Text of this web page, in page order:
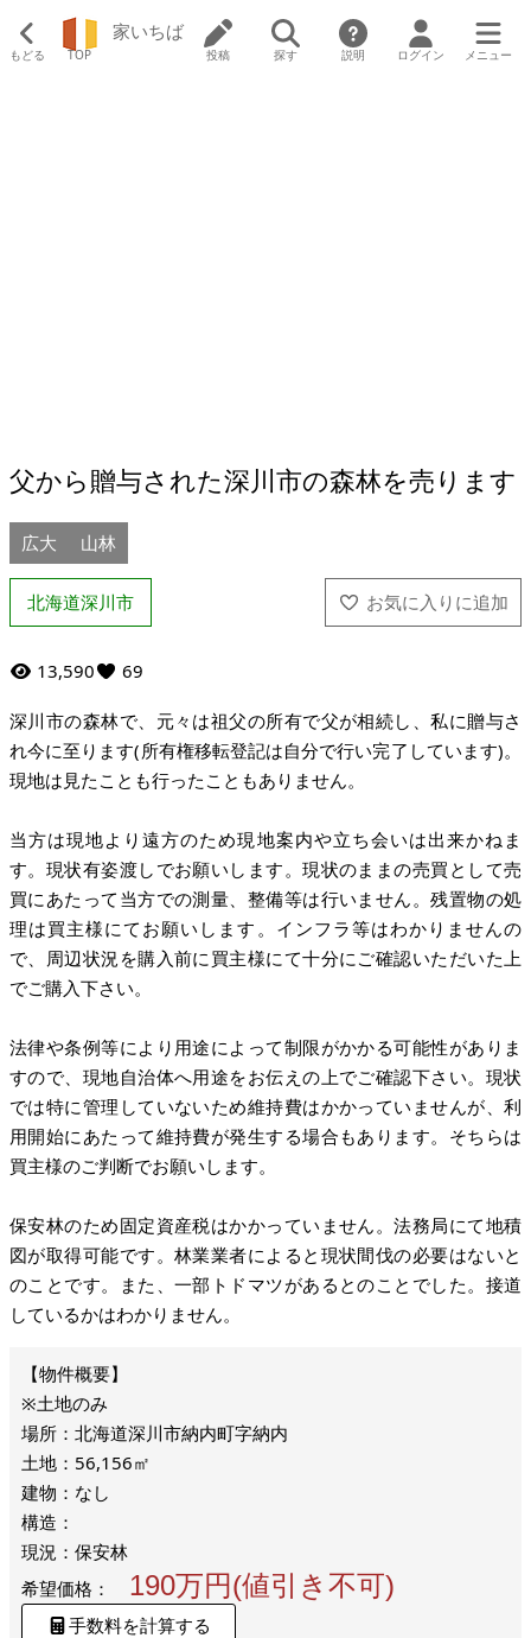
もどる TOP
家いちば
投稿 探す 説明 ログイン メニュー
父から贈与された深川市の森林を売ります
広大 山林
北海道深川市
13,590 69
深川市の森林で、元々は祖父の所有で父が相続し、私に贈与さ
れ今に至ります(所有権移転登記は自分で行い完了しています)。
現地は見たことも行ったこともありません。
当方は現地より遠方のため現地案内や立ち会いは出来かねま
す。現状有姿渡しでお願いします。現状のままの売買として売
買にあたって当方での測量、整備等は行いません。残置物の処
理は買主様にてお願いします。インフラ等はわかりませんの
で、周辺状況を購入前に買主様にて十分にご確認いただいた上
でご購入下さい。
法律や条例等により用途によって制限がかかる可能性がありま
すので、現地自治体へ用途をお伝えの上でご確認下さい。現状
では特に管理していないため維持費はかかっていませんが、利
用開始にあたって維持費が発生する場合もあります。そちらは
買主様のご判断でお願いします。
保安林のため固定資産税はかかっていません。法務局にて地積
図が取得可能です。林業業者によると現状間伐の必要はないと
のことです。また、一部トドマツがあるとのことでした。接道
しているかはわかりません。
※土地のみ
場所：北海道深川市納内町字納内
土地：56,156㎡
建物：なし
構造：
現況：保安林
希望価格：
190万円(値引き不可)
手数料を計算する